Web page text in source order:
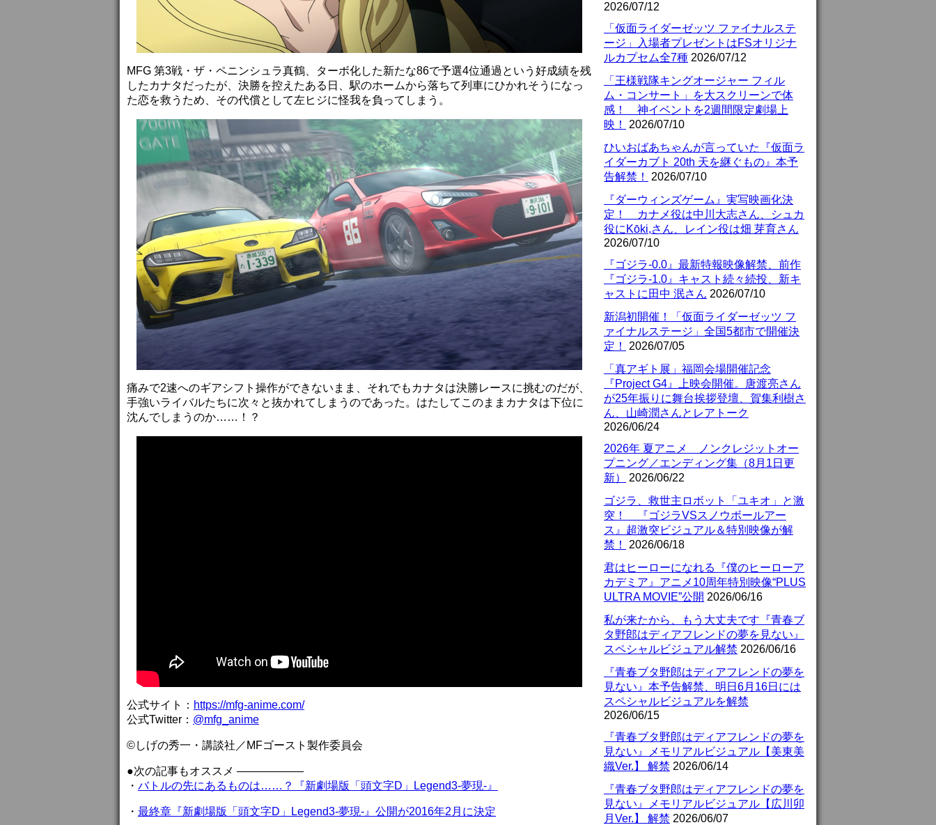
MFG 第3戦・ザ・ペニンシュラ真鶴、ターボ化した新たな86で予選4位通過という好成績を残
したカナタだったが、決勝を控えたある日、駅のホームから落ちて列車にひかれそうになっ
た恋を救うため、その代償として左ヒジに怪我を負ってしまう。
痛みで2速へのギアシフト操作ができないまま、それでもカナタは決勝レースに挑むのだが、
手強いライバルたちに次々と抜かれてしまうのであった。はたしてこのままカナタは下位に
沈んでしまうのか……！？
公式サイト： https://mfg-anime.com/
公式Twitter： @mfg_anime
©しげの秀⼀・講談社／MFゴースト製作委員会
●次の記事もオススメ ——————
・ バトルの先にあるものは……？『新劇場版「頭文字D」Legend3-夢現-』
・ 最終章『新劇場版「頭文字D」Legend3-夢現-』公開が2016年2月に決定
2026/07/12
「仮面ライダーゼッツ ファイナルステ
ージ」入場者プレゼントはFSオリジナ
ルカプセム全7種 2026/07/12
「王様戦隊キングオージャー フィル
ム・コンサート」を大スクリーンで体
感！ 神イベントを2週間限定劇場上
映！
2026/07/10
ひいおばあちゃんが言っていた『仮面ラ
イダーカブト 20th 天を継ぐもの』本予
告解禁！
2026/07/10
『ダーウィンズゲーム』実写映画化決
定！ カナメ役は中川大志さん、シュカ
役にKōki,さん、レイン役は畑 芽育さん
2026/07/10
『ゴジラ-0.0』最新特報映像解禁、前作
『ゴジラ-1.0』キャスト続々続投、新キ
ャストに田中 泯さん 2026/07/10
新潟初開催！「仮面ライダーゼッツ フ
ァイナルステージ」全国5都市で開催決
定！
2026/07/05
「真アギト展」福岡会場開催記念
『Project G4』上映会開催。唐渡亮さん
が25年振りに舞台挨拶登壇、賀集利樹さ
ん、山崎潤さんとレアトーク
2026/06/24
2026年 夏アニメ ノンクレジットオー
プニング／エンディング集（8月1日更
新）
2026/06/22
ゴジラ、救世主ロボット「ユキオ」と激
突！ 『ゴジラVSスノウボールアー
ス』超激突ビジュアル＆特別映像が解
禁！
2026/06/18
君はヒーローになれる『僕のヒーローア
カデミア』アニメ10周年特別映像“PLUS
ULTRA MOVIE”公開 2026/06/16
私が来たから、もう大丈夫です『青春ブ
タ野郎はディアフレンドの夢を見ない』
スペシャルビジュアル解禁 2026/06/16
『青春ブタ野郎はディアフレンドの夢を
見ない』本予告解禁、明日6月16日には
スペシャルビジュアルを解禁
2026/06/15
『青春ブタ野郎はディアフレンドの夢を
見ない』メモリアルビジュアル【美東美
織Ver.】 解禁 2026/06/14
『青春ブタ野郎はディアフレンドの夢を
見ない』メモリアルビジュアル【広川卯
月Ver.】 解禁 2026/06/07